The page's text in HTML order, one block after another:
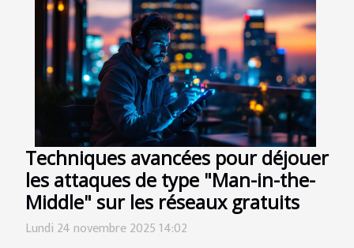
Techniques avancées pour déjouer
les attaques de type "Man-in-the-
Middle" sur les réseaux gratuits
Lundi 24 novembre 2025 14:02